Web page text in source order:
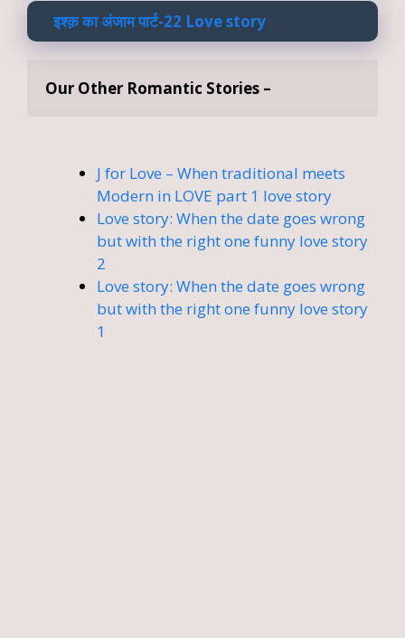
इश्क़ का अंजाम पार्ट-22 Love story
Our Other Romantic Stories –
J for Love – When traditional meets
Modern in LOVE part 1 love story
Love story: When the date goes wrong
but with the right one funny love story
2
Love story: When the date goes wrong
but with the right one funny love story
1